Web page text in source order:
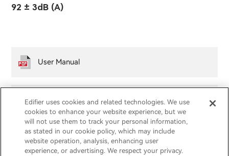
92 ± 3dB (A)
Produkt- und technischer Support
User Manual
Produkte
Edifier uses cookies and related technologies. We use
cookies to enhance your website experience, but we
will not use them to track your personal information,
as stated in our cookie policy, which may include
website operation, analysis, enhancing user
experience, or advertising. We respect your privacy.